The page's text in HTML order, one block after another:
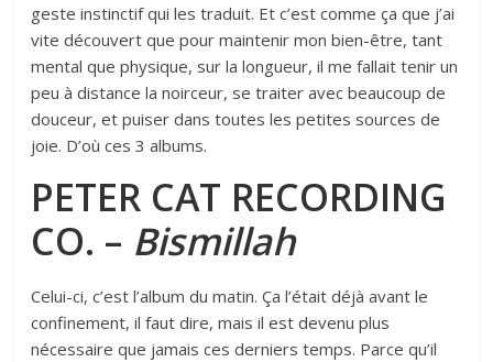
geste instinctif qui les traduit. Et c’est comme ça que j’ai
vite découvert que pour maintenir mon bien-être, tant
mental que physique, sur la longueur, il me fallait tenir un
peu à distance la noirceur, se traiter avec beaucoup de
douceur, et puiser dans toutes les petites sources de
joie. D’où ces 3 albums.
PETER CAT RECORDING
CO. – Bismillah
Celui-ci, c’est l’album du matin. Ça l’était déjà avant le
confinement, il faut dire, mais il est devenu plus
nécessaire que jamais ces derniers temps. Parce qu’il